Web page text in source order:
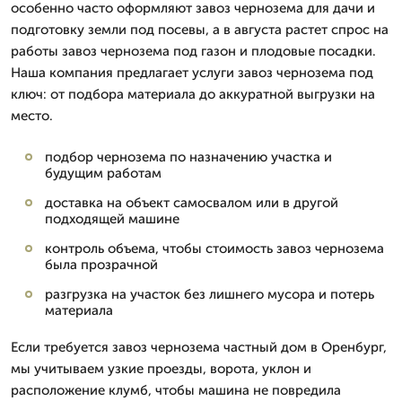
особенно часто оформляют завоз чернозема для дачи и
подготовку земли под посевы, а в августа растет спрос на
работы завоз чернозема под газон и плодовые посадки.
Наша компания предлагает услуги завоз чернозема под
ключ: от подбора материала до аккуратной выгрузки на
место.
подбор чернозема по назначению участка и
будущим работам
доставка на объект самосвалом или в другой
подходящей машине
контроль объема, чтобы стоимость завоз чернозема
была прозрачной
разгрузка на участок без лишнего мусора и потерь
материала
Если требуется завоз чернозема частный дом в Оренбург,
мы учитываем узкие проезды, ворота, уклон и
расположение клумб, чтобы машина не повредила